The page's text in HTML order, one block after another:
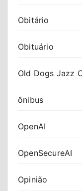
Obitário
Obituário
Old Dogs Jazz
ônibus
OpenAI
OpenSecureAI
Opinião